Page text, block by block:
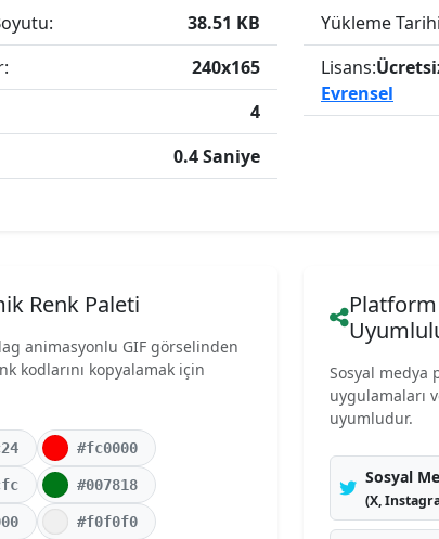
38.51 KB
240x165
4
0.4 Saniye
Yükleme
Lisans:
Evrensel
Renk Paleti
animasyonlu GIF görselinden
kodlarını kopyalamak için
#fc0000
#007818
#f0f0f0
Sosyal medya
uygulamaları
uyumludur.
Sosyal
(X,